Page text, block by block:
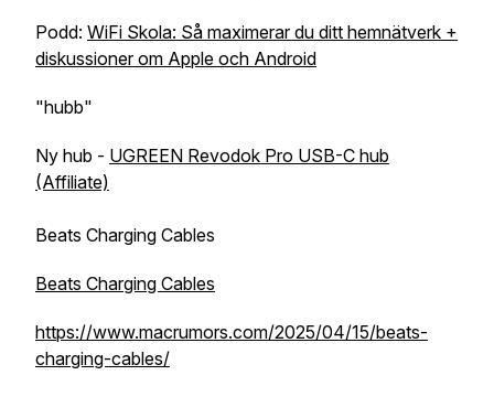
Podd: WiFi Skola: Så maximerar du ditt hemnätverk +
diskussioner om Apple och Android
"hubb"
Ny hub - UGREEN Revodok Pro USB-C hub
(Affiliate)
Beats Charging Cables
Beats Charging Cables
https://www.macrumors.com/2025/04/15/beats-
charging-cables/